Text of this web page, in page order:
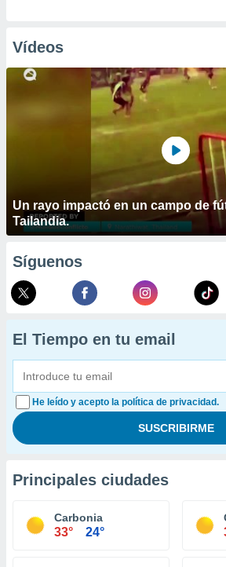
Vídeos
Un rayo impactó en un campo de
Tailandia.
Síguenos
El Tiempo en tu email
He leído y acepto la política de privacidad.
Principales ciudades
Carbonia
33° 24°